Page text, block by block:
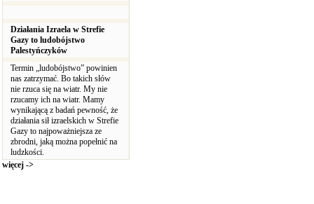
Działania Izraela w Strefie
Gazy to ludobójstwo
Palestyńczyków
Termin „ludobójstwo” powinien
nas zatrzymać. Bo takich słów
nie rzuca się na wiatr. My nie
rzucamy ich na wiatr. Mamy
wynikającą z badań pewność, że
działania sił izraelskich w Strefie
Gazy to najpoważniejsza ze
zbrodni, jaką można popełnić na
ludzkości.
więcej ->